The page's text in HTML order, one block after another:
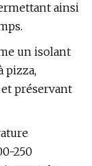
ainsi
un isolant
pizza,
préservant
250